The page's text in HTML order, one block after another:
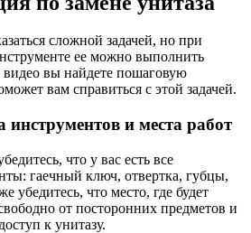
сложной задачей, но при
ее можно выполнить
видео вы найдете пошаговую
вам справиться с этой задачей.
и места работ
что у вас есть все
гаечный ключ, отвертка, губцы,
убедитесь, что место, где будет
от посторонних предметов и
к унитазу.